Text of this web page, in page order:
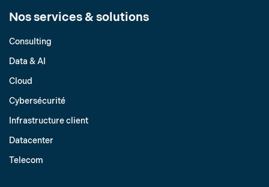
Nos services & solutions
Consulting
Data & AI
Cloud
Cybersécurité
Infrastructure client
Datacenter
Telecom